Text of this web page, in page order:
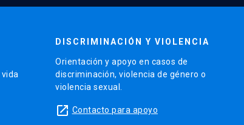
DISCRIMINACIÓN Y VIOLENCIA
Orientación y apoyo en casos de
discriminación, violencia de género o
violencia sexual.
launch Contacto para apoyo